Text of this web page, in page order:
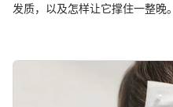
发质，以及怎样让它撑住一整晚。